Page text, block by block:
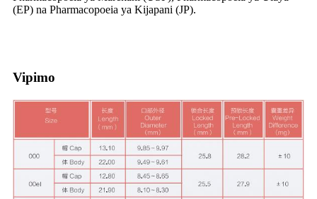
(EP) na Pharmacopoeia ya Kijapani (JP).
Vipimo